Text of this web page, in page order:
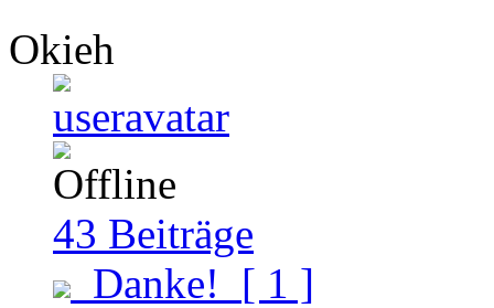
Okieh
43 Beiträge
Danke! [ 1 ]